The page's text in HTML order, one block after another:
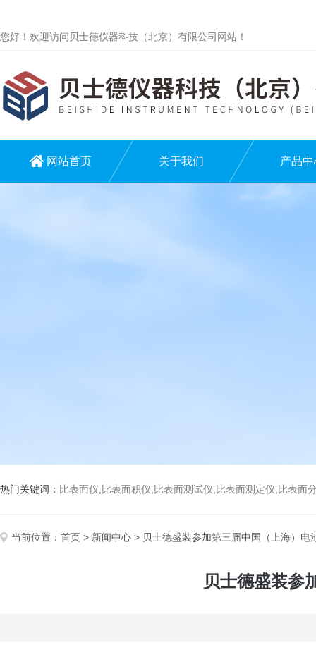
您好！欢迎访问贝士德仪器科技（北京）有限公司网站！
网站首页 关于我们 产品中
热门关键词： 比表面仪,比表面积仪,比表面测试仪,比表面测定仪,比表面分析仪,比表
当前位置： 首页 > 新闻中心 > 贝士德盛装参加第三届中国（上海）电
贝士德盛装参